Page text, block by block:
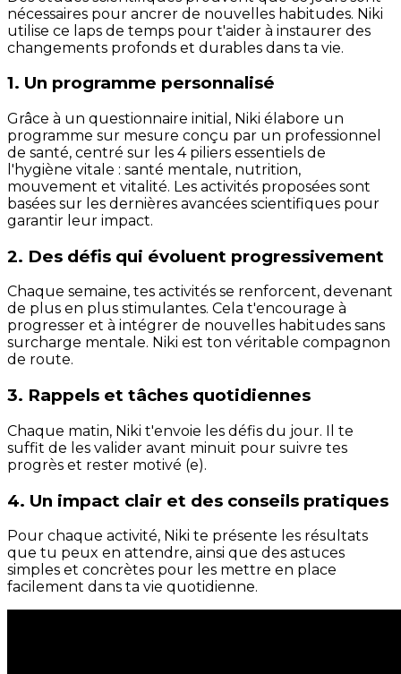
nécessaires pour ancrer de nouvelles habitudes. Niki
utilise ce laps de temps pour t'aider à instaurer des
changements profonds et durables dans ta vie.
1. Un programme personnalisé
Grâce à un questionnaire initial, Niki élabore un
programme sur mesure conçu par un professionnel
de santé, centré sur les 4 piliers essentiels de
l'hygiène vitale : santé mentale, nutrition,
mouvement et vitalité. Les activités proposées sont
basées sur les dernières avancées scientifiques pour
garantir leur impact.
2. Des défis qui évoluent progressivement
Chaque semaine, tes activités se renforcent, devenant
de plus en plus stimulantes. Cela t'encourage à
progresser et à intégrer de nouvelles habitudes sans
surcharge mentale. Niki est ton véritable compagnon
de route.
3. Rappels et tâches quotidiennes
Chaque matin, Niki t'envoie les défis du jour. Il te
suffit de les valider avant minuit pour suivre tes
progrès et rester motivé (e).
4. Un impact clair et des conseils pratiques
Pour chaque activité, Niki te présente les résultats
que tu peux en attendre, ainsi que des astuces
simples et concrètes pour les mettre en place
facilement dans ta vie quotidienne.